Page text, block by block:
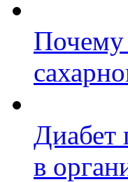
Почему
Диабет
в